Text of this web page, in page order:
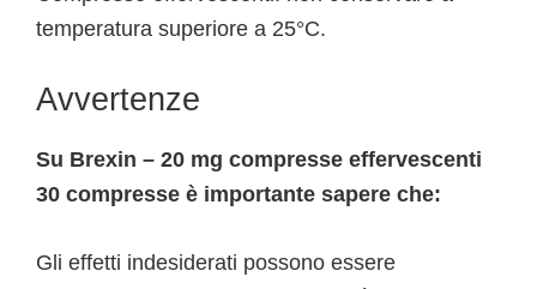
temperatura superiore a 25°C.
Avvertenze
Su Brexin – 20 mg compresse effervescenti
30 compresse è importante sapere che:
Gli effetti indesiderati possono essere